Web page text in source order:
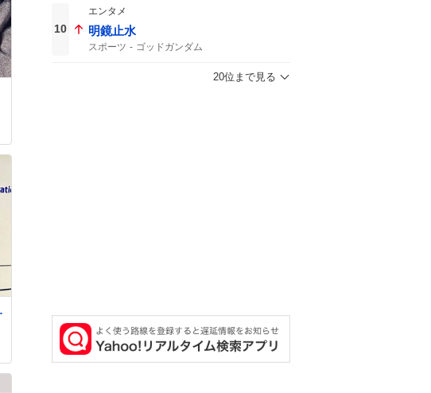
超かぐや
10
エンタメ
明鏡止水
スポーツ ゴッドガンダム
20位まで見る